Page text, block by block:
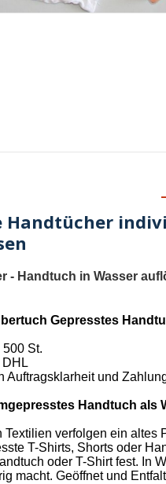
Handtücher
- Handtuch in Wasser
Gepresstes
St.
DHL
Auftragsklarheit und
Handtuch als
Textilien verfolgen ein
T-Shirts, Shorts oder
oder T-Shirt fest. In
macht. Geöffnet und